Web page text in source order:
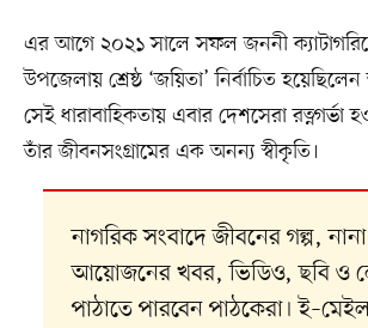
এর আগে ২০২১ সালে সফল জননী
উপজেলায় শ্রেষ্ঠ ‘জয়িতা’ নির্বাচিত
সেই ধারাবাহিকতায় এবার দেশসেরা রত্নগর্ভা
তাঁর জীবনসংগ্রামের এক অনন্য স্বীকৃতি।
নাগরিক সংবাদে জীবনের গল্প, নানা
আয়োজনের খবর, ভিডিও, ছবি ও
পাঠাতে পারবেন পাঠকেরা।